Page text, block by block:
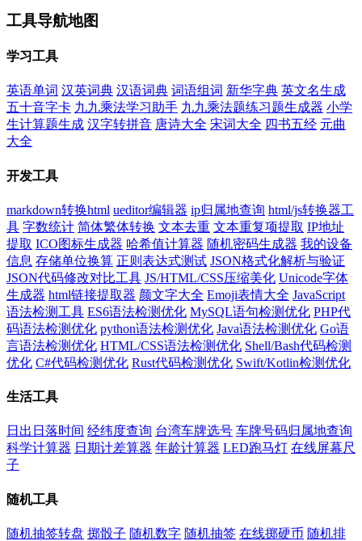
工具导航地图
学习工具
英语单词 汉英词典 汉语词典 词语组词 新华字典 英文名生成
五十音字卡 九九乘法学习助手 九九乘法题练习题生成器 小学
生计算题生成 汉字转拼音 唐诗大全 宋词大全 四书五经 元曲
大全
开发工具
markdown转换html ueditor编辑器 ip归属地查询 html/js转换器工
具 字数统计 简体繁体转换 文本去重 文本重复项提取 IP地址
提取 ICO图标生成器 哈希值计算器 随机密码生成器 我的设备
信息 存储单位换算 正则表达式测试 JSON格式化解析与验证
JSON代码修改对比工具 JS/HTML/CSS压缩美化 Unicode字体
生成器 html链接提取器 颜文字大全 Emoji表情大全 JavaScript
语法检测工具 ES6语法检测优化 MySQL语句检测优化 PHP代
码语法检测优化 python语法检测优化 Java语法检测优化 Go语
言语法检测优化 HTML/CSS语法检测优化 Shell/Bash代码检测
优化 C#代码检测优化 Rust代码检测优化 Swift/Kotlin检测优化
生活工具
日出日落时间 经纬度查询 台湾车牌选号 车牌号码归属地查询
科学计算器 日期计差算器 年龄计算器 LED跑马灯 在线屏幕尺
子
随机工具
随机抽签转盘 掷骰子 随机数字 随机抽签 在线掷硬币 随机排